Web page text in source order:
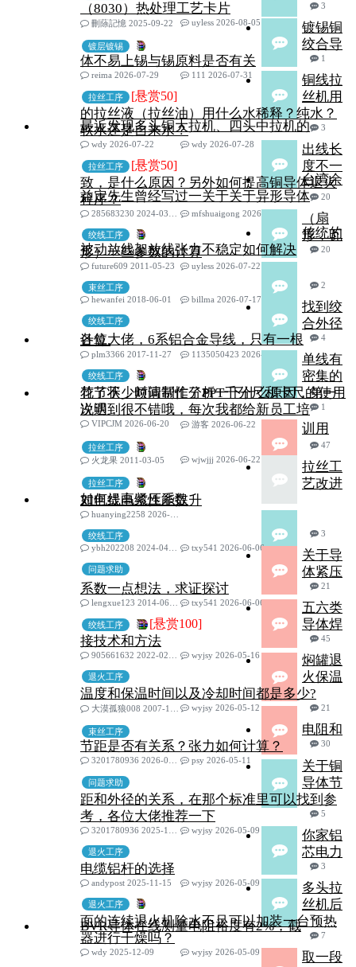
（8030）热处理工艺卡片
3
刪蒢記憶 2025-09-22
uyless 2026-08-05
镀层镀锡
镀锡铜
绞合导
体不易上锡与锡原料是否有关
1
reima 2026-07-29
111 2026-07-31
拉丝工序 [悬赏50]
铜线拉
丝机用
的拉丝液（拉丝油）用什么水稀释？纯水？
软水还是自来水？
3
wdy 2026-07-22
wdy 2026-07-28
拉丝工序 [悬赏50]
最近发现多头铜大拉机、四头中拉机的
出线长
度不一
致，是什么原因？另外如何提高铜导体退火
程序？
20
285683230 2024-03-29
mfshuaigong 2026-07-26
绞线工序
台湾余
益定先生曾经写过一关于关于异形导体
（扇
形，瓦
形）一些参数的计算
20
future609 2011-05-23
uyless 2026-07-22
束丝工序
传统的
被动放线架放线张力不稳定如何解决
2
hewanfei 2018-06-01
billma 2026-07-17
绞线工序
找到绞
合外径
计算.
4
plm3366 2017-11-27
1135050423 2026-07-13
绞线工序
各位大佬，6系铝合金导线，只有一根
单线有
密集的
竹节状，烦请帮忙分析一下什么原因，第一
次遇到
1
VIPCJM 2026-06-20
游客 2026-06-22
拉丝工序
花了不少时间制作了PPT千分尺和卡尺的使用
说明，很不错哦，每次我都给新员工培
训用
47
火龙果 2011-03-05
wjwjjj 2026-06-22
拉丝工序
拉丝工
艺改进
对电线电缆性能提升
huanying2258 2026-06-09
绞线工序
如何提高紧压系数
3
ybh202208 2024-04-26
txy541 2026-06-06
问题求助
关于导
体紧压
系数一点想法，求证探讨
21
lengxue123 2014-06-17
txy541 2026-06-06
绞线工序 [悬赏100]
五六类
导体焊
接技术和方法
45
905661632 2022-02-20
wyjsy 2026-05-16
退火工序
焖罐退
火保温
温度和保温时间以及冷却时间都是多少?
21
大漠孤狼008 2007-11-22 wyjsy 2026-05-12
束丝工序
电阻和
节距是否有关系？张力如何计算？
30
3201780936 2026-01-02
psy 2026-05-11
问题求助
关于铜
导体节
距和外径的关系，在那个标准里可以找到参
考，各位大佬推荐一下
5
3201780936 2025-10-10
wyjsy 2026-05-09
退火工序
你家铝
芯电力
电缆铝杆的选择
3
andypost 2025-11-15
wyjsy 2026-05-09
退火工序
多头拉
丝机后
面的连续退火机除水不足可以加装一台预热
器进行干燥吗？
7
wdy 2025-12-09
wyjsy 2026-05-09
BVR导体在线测量电阻裕度有2%，截
取一段